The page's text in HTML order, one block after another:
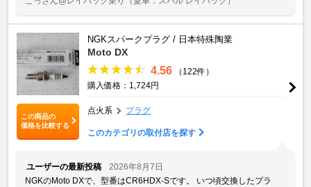
この商品の
価格を比較する
NGKスパークプラグ / 日本特殊陶業
Moto DX
4.56
（122件）
購入価格：1,724円
点火系 プラグ
このカテゴリの取付店を探す
ユーザーの最新投稿
2026年8月7日
NGKのMoto DXで、型番はCR6HDX-Sです。 いつ頃交換したプラ